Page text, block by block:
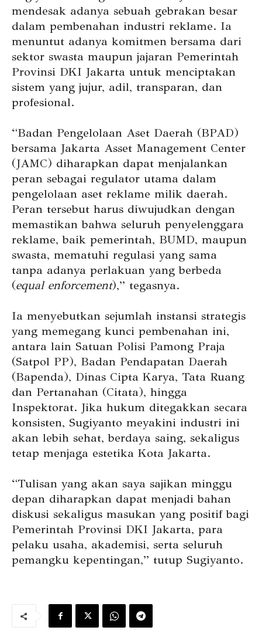
mendesak adanya sebuah gebrakan besar
dalam pembenahan industri reklame. Ia
menuntut adanya komitmen bersama dari
sektor swasta maupun jajaran Pemerintah
Provinsi DKI Jakarta untuk menciptakan
sistem yang jujur, adil, transparan, dan
profesional.
“Badan Pengelolaan Aset Daerah (BPAD)
bersama Jakarta Asset Management Center
(JAMC) diharapkan dapat menjalankan
peran sebagai regulator utama dalam
pengelolaan aset reklame milik daerah.
Peran tersebut harus diwujudkan dengan
memastikan bahwa seluruh penyelenggara
reklame, baik pemerintah, BUMD, maupun
swasta, mematuhi regulasi yang sama
tanpa adanya perlakuan yang berbeda
(equal enforcement),” tegasnya.
Ia menyebutkan sejumlah instansi strategis
yang memegang kunci pembenahan ini,
antara lain Satuan Polisi Pamong Praja
(Satpol PP), Badan Pendapatan Daerah
(Bapenda), Dinas Cipta Karya, Tata Ruang
dan Pertanahan (Citata), hingga
Inspektorat. Jika hukum ditegakkan secara
konsisten, Sugiyanto meyakini industri ini
akan lebih sehat, berdaya saing, sekaligus
tetap menjaga estetika Kota Jakarta.
“Tulisan yang akan saya sajikan minggu
depan diharapkan dapat menjadi bahan
diskusi sekaligus masukan yang positif bagi
Pemerintah Provinsi DKI Jakarta, para
pelaku usaha, akademisi, serta seluruh
pemangku kepentingan,” tutup Sugiyanto.